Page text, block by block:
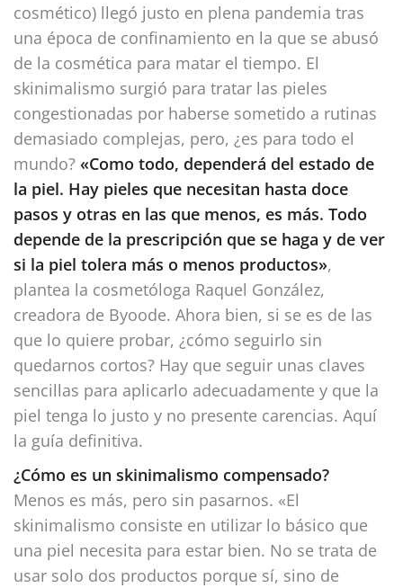
cosmético) llegó justo en plena pandemia tras
una época de confinamiento en la que se abusó
de la cosmética para matar el tiempo. El
skinimalismo surgió para tratar las pieles
congestionadas por haberse sometido a rutinas
demasiado complejas, pero, ¿es para todo el
mundo? «Como todo, dependerá del estado de
la piel. Hay pieles que necesitan hasta doce
pasos y otras en las que menos, es más. Todo
depende de la prescripción que se haga y de ver
si la piel tolera más o menos productos»,
plantea la cosmetóloga Raquel González,
creadora de Byoode. Ahora bien, si se es de las
que lo quiere probar, ¿cómo seguirlo sin
quedarnos cortos? Hay que seguir unas claves
sencillas para aplicarlo adecuadamente y que la
piel tenga lo justo y no presente carencias. Aquí
la guía definitiva.
¿Cómo es un skinimalismo compensado?
Menos es más, pero sin pasarnos. «El
skinimalismo consiste en utilizar lo básico que
una piel necesita para estar bien. No se trata de
usar solo dos productos porque sí, sino de